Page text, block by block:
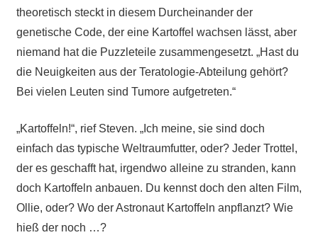
theoretisch steckt in diesem Durcheinander der
genetische Code, der eine Kartoffel wachsen lässt, aber
niemand hat die Puzzleteile zusammengesetzt. „Hast du
die Neuigkeiten aus der Teratologie-Abteilung gehört?
Bei vielen Leuten sind Tumore aufgetreten.“
„Kartoffeln!“, rief Steven. „Ich meine, sie sind doch
einfach das typische Weltraumfutter, oder? Jeder Trottel,
der es geschafft hat, irgendwo alleine zu stranden, kann
doch Kartoffeln anbauen. Du kennst doch den alten Film,
Ollie, oder? Wo der Astronaut Kartoffeln anpflanzt? Wie
hieß der noch …?